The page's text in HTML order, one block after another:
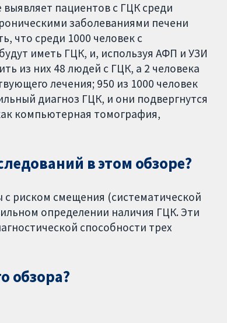
пациентов с ГЦК среди
заболеваниями печени
что среди 1000 человек с
иметь ГЦК, и, используя АФП и УЗИ
из них 48 людей с ГЦК, а 2 человека
лечения; 950 из 1000 человек
диагноз ГЦК, и они подвергнутся
компьютерная томография,
в этом обзоре?
риском смещения (систематической
определении наличия ГЦК. Эти
способности трех
обзора?